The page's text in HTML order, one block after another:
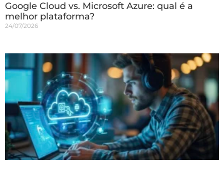
Google Cloud vs. Microsoft Azure: qual é a
melhor plataforma?
24/07/2026